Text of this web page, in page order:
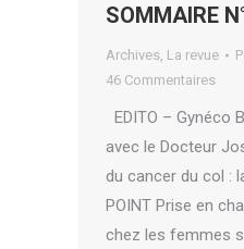
SOMMAIRE
Archives, La revue
46 Commentaires
EDITO – Gynéco
avec le Docteur
du cancer du col :
POINT Prise en
chez les femmes